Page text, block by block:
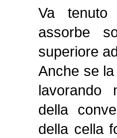
Va tenuto
assorbe
superiore
Anche se
lavorando
della
della cella